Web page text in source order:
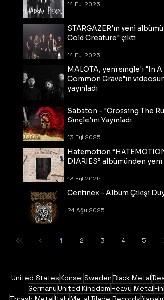
14 Eyl 2025
STARGAZER'ın yeni
Cold Creature" çıktı
14 Eyl 2025
MALOTA, yeni single'ı "In A
Common Grave"ın
yayınladı
Sabaton - "Crossing The
Single'ını Yayınladı
13 Eyl 2025
Hatemotion
DIARIES” albümünden
13 Eyl 2025
Centinex - Albüm Çıkışı
24 Ağu 2025
1 2 3 4 5
United StatesKonserSwedenBlack Metal
GermanyUnited KingdomHeavy Metal